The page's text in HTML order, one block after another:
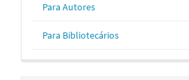
Para Autores
Para Bibliotecários